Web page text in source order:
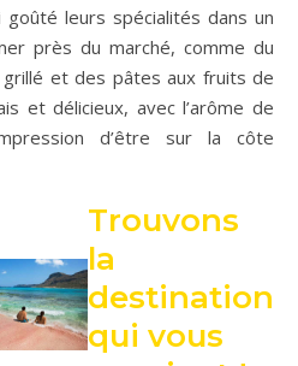
goûté leurs spécialités dans un
près du marché, comme du
et des pâtes aux fruits de
et délicieux, avec l’arôme de
d’être sur la côte
Trouvons
la
destination
qui vous